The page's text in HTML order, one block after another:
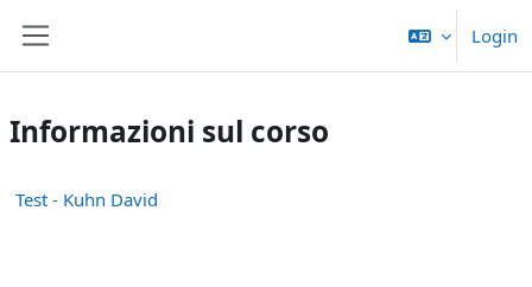
Login
Informazioni sul corso
Test - Kuhn David